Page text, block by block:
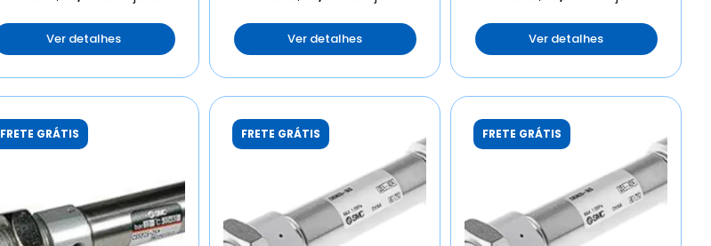
Ver detalhes Ver detalhes Ver detalhes
FRETE GRÁTIS FRETE GRÁTIS FRETE GRÁTIS